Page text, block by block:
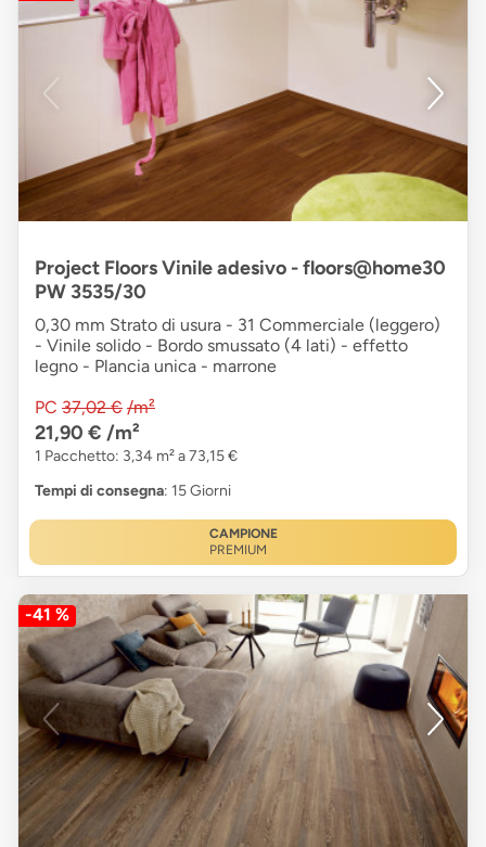
Project Floors Vinile adesivo - floors@home30
PW 3535/30
0,30 mm Strato di usura - 31 Commerciale (leggero)
- Vinile solido - Bordo smussato (4 lati) - effetto
legno - Plancia unica - marrone
PC 37,02 € /m²
21,90 € /m²
1 Pacchetto: 3,34 m² a 73,15 €
Tempi di consegna: 15 Giorni
CAMPIONE
PREMIUM
-41 %